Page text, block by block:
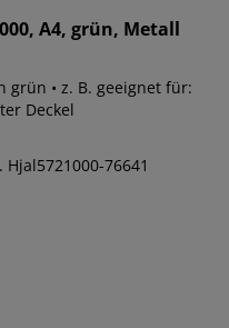
A4, grün, Metall
grün • z. B. geeignet für:
Deckel
76641